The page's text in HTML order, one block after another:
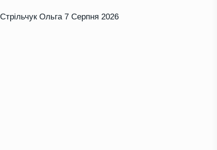
Стрільчук Ольга 7 Серпня 2026